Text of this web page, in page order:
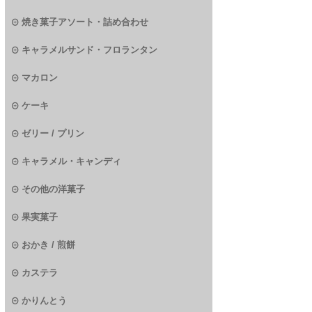
焼き菓子アソート・詰め合わせ
キャラメルサンド・フロランタン
マカロン
ケーキ
ゼリー / プリン
キャラメル・キャンディ
その他の洋菓子
果実菓子
おかき / 煎餅
カステラ
かりんとう